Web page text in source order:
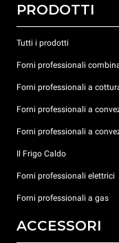
PRODOTTI
Tutti i prodotti
Forni professionali
Forni professionali a
Forni professionali a
Forni professionali a
Il Frigo Caldo
Forni professionali elettrici
Forni professionali a gas
ACCESSORI